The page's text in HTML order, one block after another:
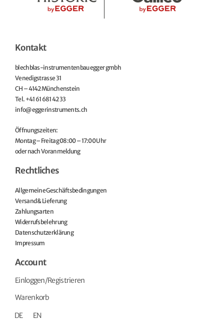
Kontakt
blechblas-instrumentenbau egger gmbh
Venedigstrasse 31
CH – 4142 Münchenstein
Tel. +41 61 681 42 33
info@eggerinstruments.ch
Öffnungszeiten:
Montag – Freitag 08:00 – 17:00 Uhr
oder nach Voranmeldung
Rechtliches
Allgemeine Geschäftsbedingungen
Versand & Lieferung
Zahlungsarten
Widerrufsbelehrung
Datenschutzerklärung
Impressum
Account
Einloggen/Registrieren
Warenkorb
DE EN